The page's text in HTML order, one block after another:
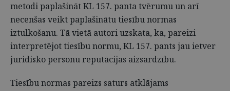
metodi paplašināt KL 157. panta tvērumu un arī
necenšas veikt paplašinātu tiesību normas
iztulkošanu. Tā vietā autori uzskata, ka, pareizi
interpretējot tiesību normu, KL 157. pants jau ietver
juridisko personu reputācijas aizsardzību.
Tiesību normas pareizs saturs atklājams